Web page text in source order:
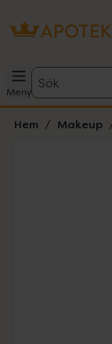
Meny
Sök
Hem Makeup